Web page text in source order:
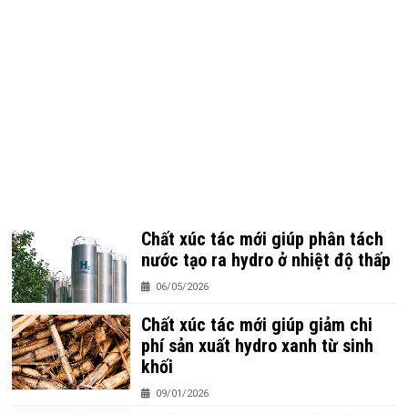
Chất xúc tác mới giúp phân tách
nước tạo ra hydro ở nhiệt độ thấp
06/05/2026
Chất xúc tác mới giúp giảm chi
phí sản xuất hydro xanh từ sinh
khối
09/01/2026